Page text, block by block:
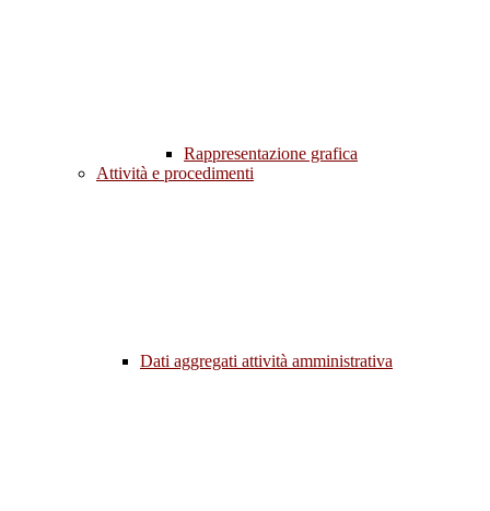
Rappresentazione grafica
Attività e procedimenti
Dati aggregati attività amministrativa